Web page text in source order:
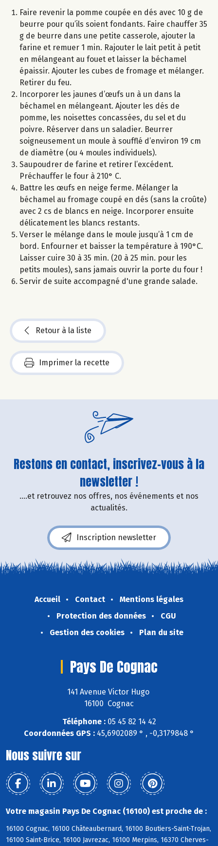
Faire revenir la pomme coupée en dés avec 10 g de
beurre pour qu’ils soient fondants. Faire chauffer 35
g de beurre dans une petite casserole, ajouter la
farine et remuer 1 min. Rajouter le lait petit à petit
en mélangeant au fouet et laisser la béchamel
épaissir. Ajouter les cubes de fromage et mélanger.
Retirer du feu.
Incorporer les jaunes d’œufs un à un dans la
béchamel en mélangeant. Ajouter les dés de
pomme, les noisettes concassées, du sel et du
poivre. Réserver dans un saladier. Beurrer
soigneusement un moule à soufflé d’environ 19 cm
de diamètre (ou 4 moules individuels).
Saupoudrer de farine et retirer l’excédent.
Préchauffer le four à 210° C.
Battre les œufs en neige ferme. Mélanger la
béchamel au fromage coupé en dés (sans la croûte)
avec 2 cs de blancs en neige. Incorporer ensuite
délicatement les blancs restants.
Verser le mélange dans le moule jusqu’à 1 cm de
bord. Enfourner et baisser la température à 190°C.
Laisser cuire 30 à 35 min. (20 à 25 min. pour les
petits moules), sans jamais ouvrir la porte du four !
Servir de suite accompagné d'une grande salade.
Retour à la liste
Imprimer la recette
Restons en contact, inscrivez-vous à la
newsletter !
....et retrouvez nos offres, nos événements et nos
actualités.
Inscription newsletter
Accueil Contact
Mentions légales
Protection des données
CGU
Gestion des cookies
Plan du site
Pays De Cognac
141 Avenue Victor Hugo
16100 Cognac
Téléphone :05 45 82 14 42
Coordonnées GPS : 45,6902089 ° , -0,3179848 °
Nous suivre sur
Votre magasin Pays De Cognac (16100) est proche de :
16100 Cognac, 16100 Châteaubernard, 16100 Boutiers-Saint-Trojan,
16100 Saint-Brice, 16100 Javrezac, 16100 Merpins, 16370 Cherves-